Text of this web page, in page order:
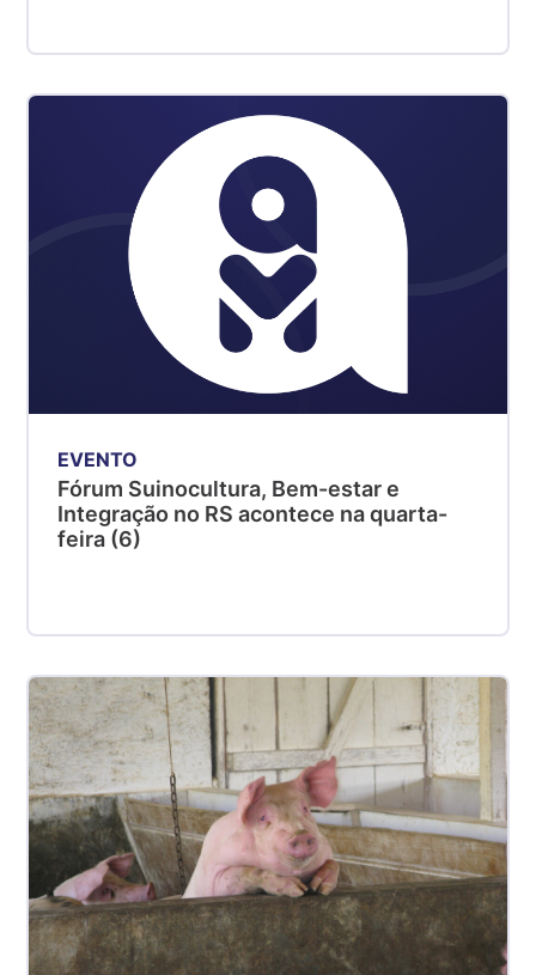
EVENTO
Fórum Suinocultura, Bem-estar e
Integração no RS acontece na quarta-
feira (6)